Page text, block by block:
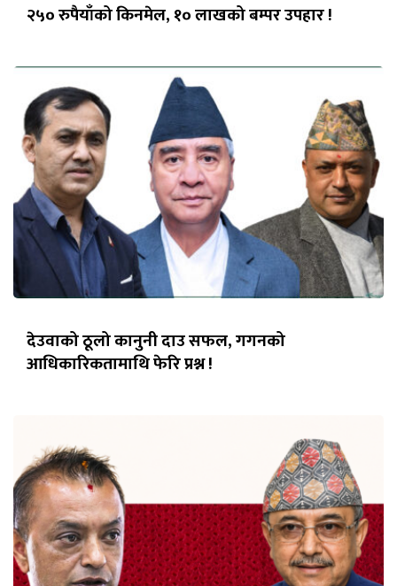
२५० रुपैयाँको किनमेल, १० लाखको बम्पर उपहार !
देउवाको ठूलो कानुनी दाउ सफल, गगनको
आधिकारिकतामाथि फेरि प्रश्न !